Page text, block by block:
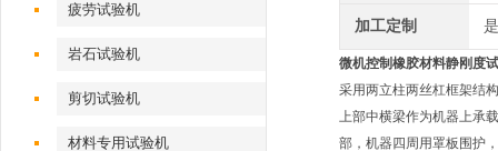
疲劳试验机
岩石试验机
剪切试验机
材料专用试验机
加工定制 是
微机控制橡胶材料静刚度
采用两立柱两丝杠框架结
上部中横梁作为机器上承
部，机器四周用罩板围护